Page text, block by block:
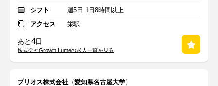
シフト
週5日 1日8時間以上
アクセス
栄駅
あと4日
株式会社Growth Lumeの求人一覧を見る
プリオス株式会社（愛知県名古屋大学）